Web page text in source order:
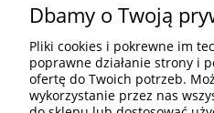
STREFA
Dbamy o Twoją
Pliki cookies i pokrewne im
poprawne działanie strony i
ofertę do Twoich potrzeb.
wykorzystanie przez nas